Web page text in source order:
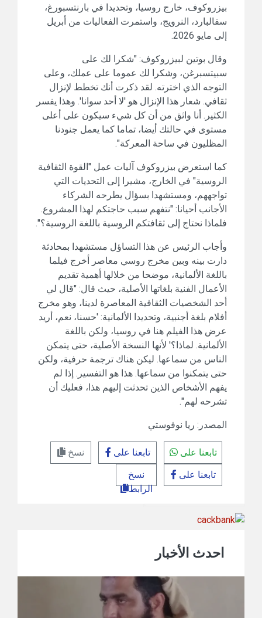
بيزروكوف، خارج روسيا، وتحديدا في بارنتسبورغ،
سفالبارد، النرويج، واستمرت الفعاليات من أبريل
إلى مايو 2026.
وقال بوتين لبيزروكوف: "شكرا لك على
سبيتسبرغن، وشكرا لك عموما على عملك، وعلى
التوجه الذي اخترته. لقد ذكرت أنك تخطط لإنزال
ثقافي. شعار هذا الإنزال هو 'لا أحد سوانا'. وهذا يفسر
الكثير. أنا واثق من أن كل شيء سيكون على أعلى
مستوى في حالتك أيضا، تماما كما يعمل جنودنا
المظليون في ساحة المعركة".
كما استعرض بيزروكوف آليات عمل "القوة الثقافية
الروسية" في الخارج، مشيرا إلى التحديات التي
تواجههم، ومستشهدا بسؤال يطرحه الشركاء
الأجانب أحيانا: "نتفهم سبب حاجتكم لهذا المشروع.
فلماذا نحتاج إلى ثقافتكم الروسية باللغة الروسية؟".
وأجاب الرئيس عن هذا التساؤل مستشهدا بمحادثة
دارت بينه وبين مخرج روسي معاصر أخرج فيلما
باللغة الألمانية، موضحا من خلالها أهمية تقديم
الأعمال الفنية بلغاتها الأصلية، حيث قال: "قال لي
أحد الشخصيات الثقافية المعاصرة لدينا، وهو مخرج
أفلام بلغة أجنبية، وتحديدا الألمانية: 'حسنا، نعم، أريد
عرض هذا الفيلم هنا في روسيا، ولكن باللغة
الألمانية. لماذا؟' لأنها النسخة الأصلية، حتى يتمكن
الناس من سماعها. ليكن هناك ترجمة حرفية، ولكن
حتى يتمكنوا من سماعها. هذا هو التفسير. إذا لم
يفهم الأشخاص الذين تحدثت إليهم هذا، فعليك أن
تشرحه لهم".
المصدر: ريا نوفوستي
تابعنا على تابعنا على
نسخ
تابعنا على
نسخ
الرابط
احدث الأخبار